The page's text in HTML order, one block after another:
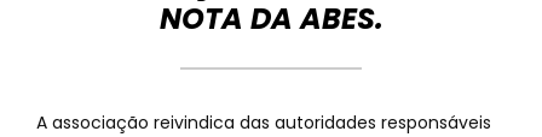
NOTA DA ABES.
A associação reivindica das autoridades responsáveis